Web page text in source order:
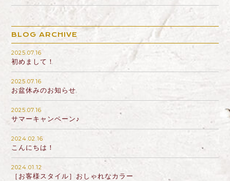
BLOG ARCHIVE
2025.07.16
初めまして！
2025.07.16
お盆休みのお知らせ
2025.07.16
サマーキャンペーン♪
2024.02.16
こんにちは！
2024.01.12
［お客様スタイル］おしゃれなカラー